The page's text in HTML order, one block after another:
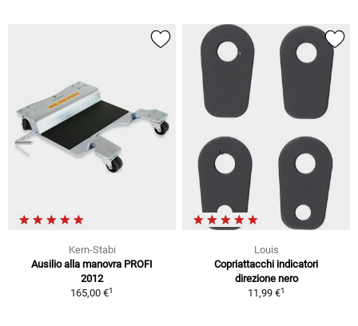
Kern-Stabi
Ausilio alla manovra PROFI
2012
165,00 €1
Louis
Copriattacchi indicatori
direzione nero
11,99 €1